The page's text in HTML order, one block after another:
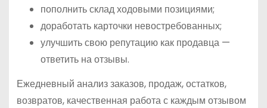
пополнить склад ходовыми позициями;
доработать карточки невостребованных;
улучшить свою репутацию как продавца —
ответить на отзывы.
Ежедневный анализ заказов, продаж, остатков,
возвратов, качественная работа с каждым отзывом